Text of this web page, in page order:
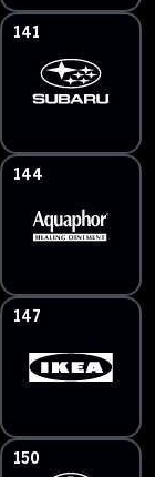
141
144
147
150